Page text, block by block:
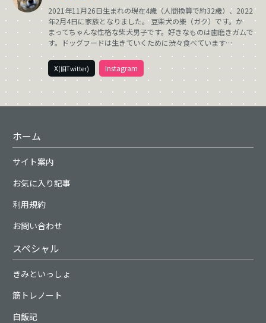
2021年11月26日生まれの現在4歳（人間換算で約32歳）、2022
年2月4日に家族となりました。 豆柴犬の樂（ガク）です。か
まってちゃんな性格な柴犬男子です。好きなものは歯磨きガムで
す。ドッグフードは生きていくために渋々食べています…
X(旧Twitter) Instagram
ホーム
サイト案内
お気に入り記事
利用規約
お問い合わせ
スペシャル
きみといっしょ
筋トレノート
自飯記